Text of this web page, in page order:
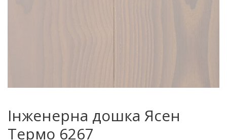
Інженерна дошка Ясен
Термо 6267